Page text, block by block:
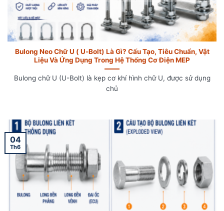
Bulong Neo Chữ U ( U-Bolt) Là Gì? Cấu Tạo, Tiêu Chuẩn, Vật
Liệu Và Ứng Dụng Trong Hệ Thống Cơ Điện MEP
Bulong chữ U (U-Bolt) là kẹp cơ khí hình chữ U, được sử dụng
chủ
04
Th6